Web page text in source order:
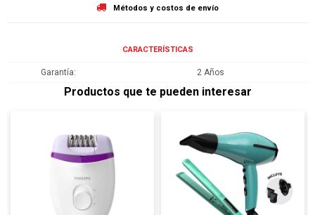
Métodos y costos de envío
CARACTERÍSTICAS
Garantía 2 Años
Productos que te pueden interesar